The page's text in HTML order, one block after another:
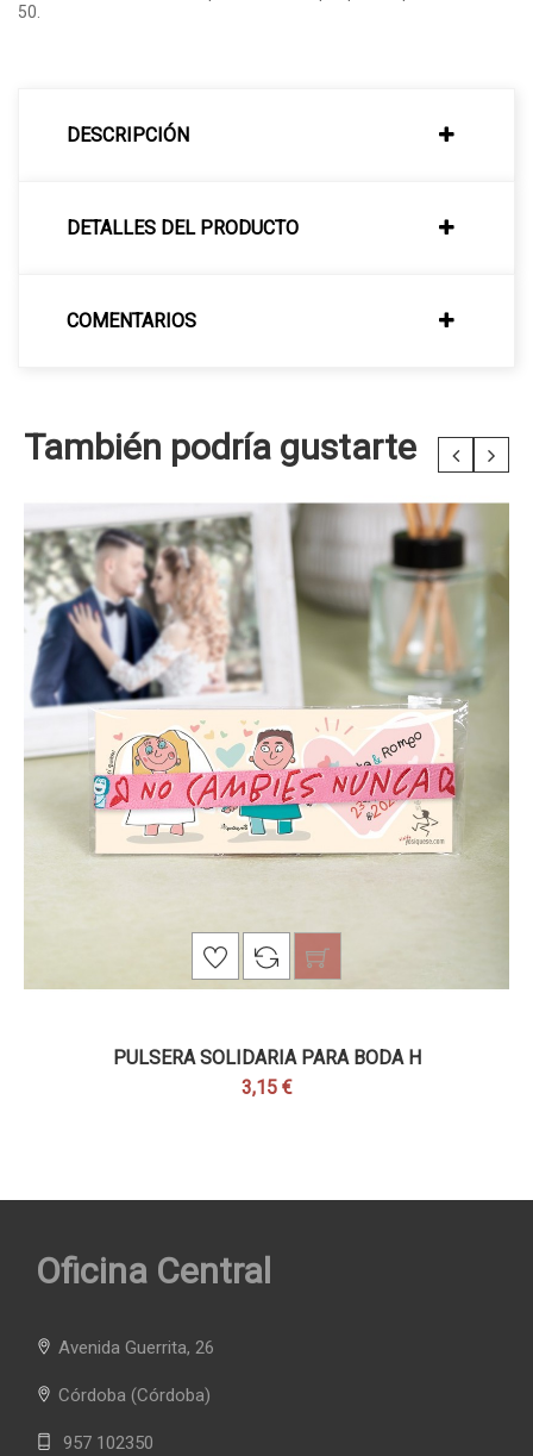
50.
DESCRIPCIÓN
DETALLES DEL PRODUCTO
COMENTARIOS
También podría gustarte
PULSERA SOLIDARIA PARA BODA H
3,15 €
Oficina Central
Avenida Guerrita, 26
Córdoba (Córdoba)
957 102350